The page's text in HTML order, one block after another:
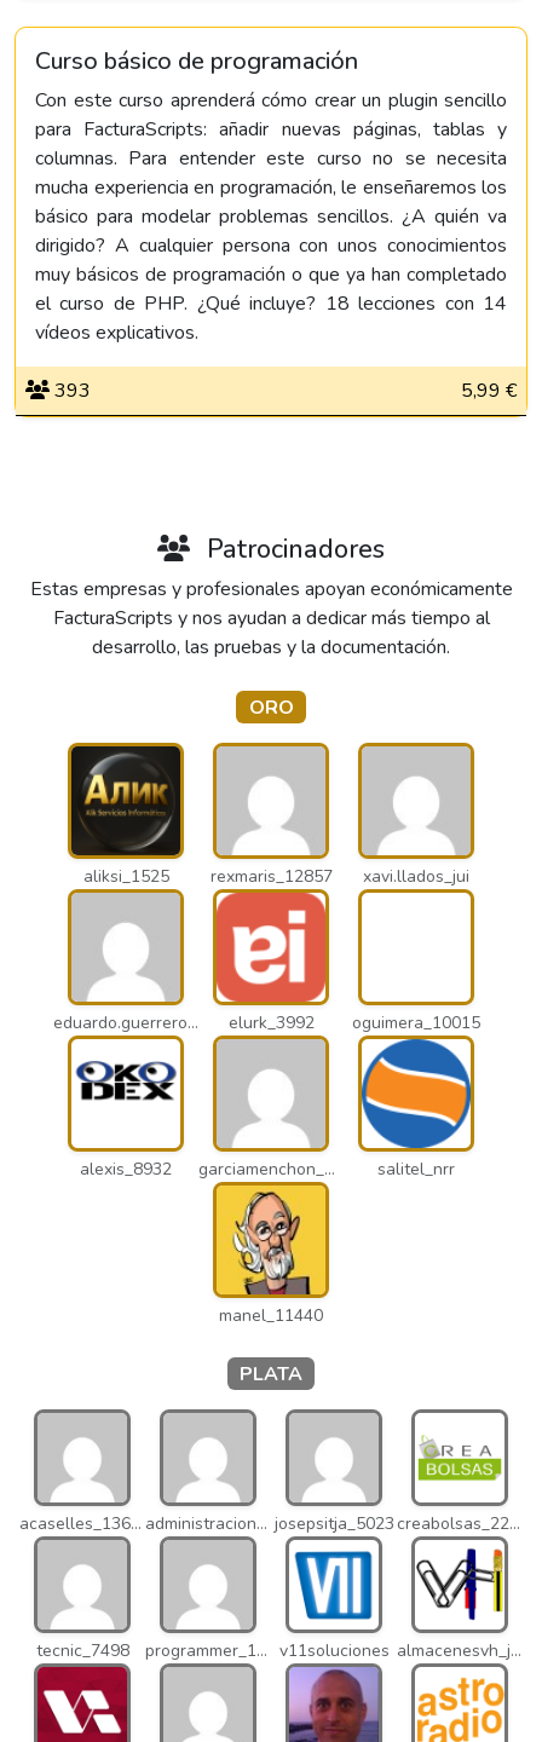
Curso básico de programación
Con este curso aprenderá cómo crear un plugin sencillo
para FacturaScripts: añadir nuevas páginas, tablas y
columnas. Para entender este curso no se necesita
mucha experiencia en programación, le enseñaremos los
básico para modelar problemas sencillos. ¿A quién va
dirigido? A cualquier persona con unos conocimientos
muy básicos de programación o que ya han completado
el curso de PHP. ¿Qué incluye? 18 lecciones con 14
vídeos explicativos.
393 5,99 €
Patrocinadores
Estas empresas y profesionales apoyan económicamente
FacturaScripts y nos ayudan a dedicar más tiempo al
desarrollo, las pruebas y la documentación.
ORO
aliksi_1525 rexmaris_12857 xavi.llados_jui
eduardo.guerrero_pto elurk_3992 oguimera_10015
alexis_8932 garciamenchon_puz salitel_nrr
manel_11440
PLATA
acaselles_13670 administracion_nhd josepsitja_5023 creabolsas_22110
tecnic_7498 programmer_12837 v11soluciones almacenesvh_jo2